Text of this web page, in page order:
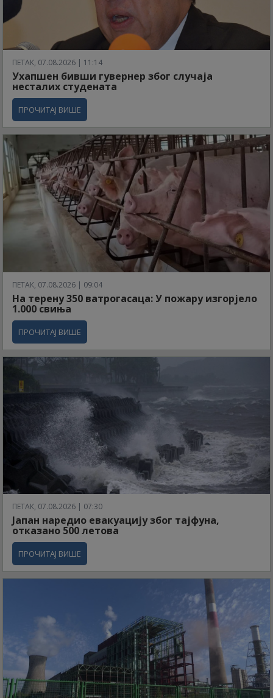
ПЕТАК, 07.08.2026 | 11:14
Ухапшен бивши гувернер због случаја
несталих студената
ПРОЧИТАЈ ВИШЕ
ПЕТАК, 07.08.2026 | 09:04
На терену 350 ватрогасаца: У пожару изгорјело
1.000 свиња
ПРОЧИТАЈ ВИШЕ
ПЕТАК, 07.08.2026 | 07:30
Јапан наредио евакуацију због тајфуна,
отказано 500 летова
ПРОЧИТАЈ ВИШЕ